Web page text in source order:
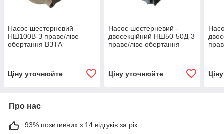
Насос шестерневий
НШ100В-З праве/ліве
обертання ВЗТА
Ціну уточнюйте
Насос шестерневий -
двосекційний НШ50-50Д-3
праве/ліве обертання
Ціну уточнюйте
Про нас
93% позитивних з 14 відгуків за рік